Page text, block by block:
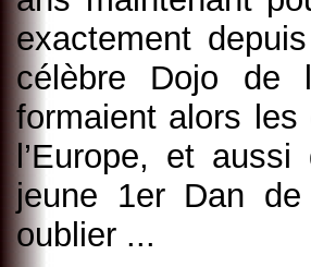
exactement
célèbre Dojo de
formaient alors
l’Europe, et
jeune 1er Dan
oublier ...